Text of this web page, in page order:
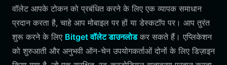
वॉलेट आपके टोकन को प्रबंधित करने के लिए एक व्यापक समाधान
प्रदान करता है, चाहे आप मोबाइल पर हों या डेस्कटॉप पर। आप तुरंत
शुरू करने के लिए Bitget वॉलेट डाउनलोडकर सकते हैं। एप्लिकेशन
को शुरुआती और अनुभवी ऑन-चेन उपयोगकर्ताओं दोनों के लिए डिज़ाइन